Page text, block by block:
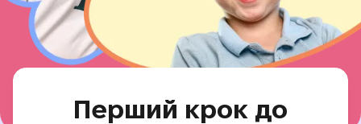
Перший крок до